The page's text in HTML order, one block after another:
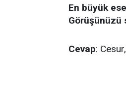
En büyük
Görüşünüzü
Cevap: